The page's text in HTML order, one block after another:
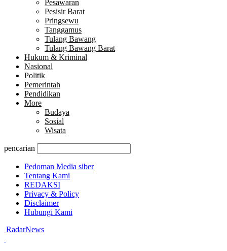
Pesawaran
Pesisir Barat
Pringsewu
Tanggamus
Tulang Bawang
Tulang Bawang Barat
Hukum & Kriminal
Nasional
Politik
Pemerintah
Pendidikan
More
Budaya
Sosial
Wisata
pencarian
Pedoman Media siber
Tentang Kami
REDAKSI
Privacy & Policy
Disclaimer
Hubungi Kami
RadarNews